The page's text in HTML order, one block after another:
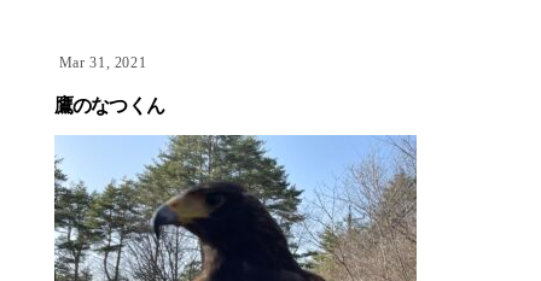
Mar 31, 2021
鷹のなつくん